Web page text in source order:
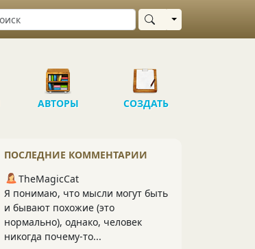
Выбрать область
АВТОРЫ СОЗДАТЬ
ПОСЛЕДНИЕ КОММЕНТАРИИ
TheMagicCat
Я понимаю, что мысли могут быть
и бывают похожие (это
нормально), однако, человек
никогда почему-то...